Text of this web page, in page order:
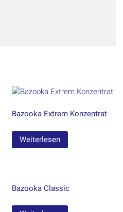
Bazooka Extrem Konzentrat
Weiterlesen
Bazooka Classic